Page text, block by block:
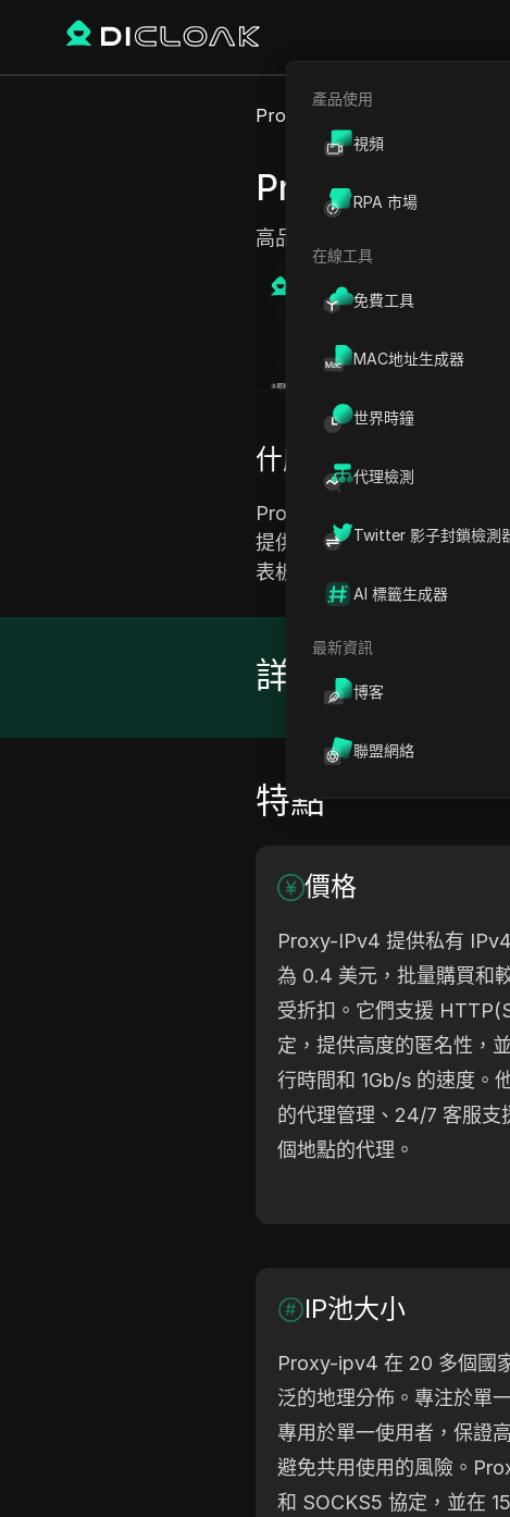
產品使用
視頻
RPA 市場
在線工具
免費工具
MAC地址生成器
世界時鐘
代理檢測
Twitter 影子封鎖檢測
AI 標籤生成器
最新資訊
博客
聯盟網絡
Proxy Sites
Proxy-IPv4
高品質、靈活的高級代理解決
什麼是代理伺服器
Proxy-IPv4 部署精英私有
提供全球範圍內不受限制的
表板和友好的 API 簡化了代
詳情
特點
價格
Proxy-IPv4 提供私有
為 0.4 美元，批量購買和
受折扣。它們支援
定，提供高度的匿名性，
行時間和 1Gb/s 的速度。
的代理管理、24/7 客服支
個地點的代理。
IP池大小
Proxy-ipv4 在 20 多個國
泛的地理分佈。專注於單
專用於單一使用者，保證
避免共用使用的風險。
和 SOCKS5 協定，並在